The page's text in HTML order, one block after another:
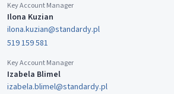
Key Account Manager
Ilona Kuzian
ilona.kuzian@standardy.pl
519 159 581
Key Account Manager
Izabela Blimel
izabela.blimel@standardy.pl